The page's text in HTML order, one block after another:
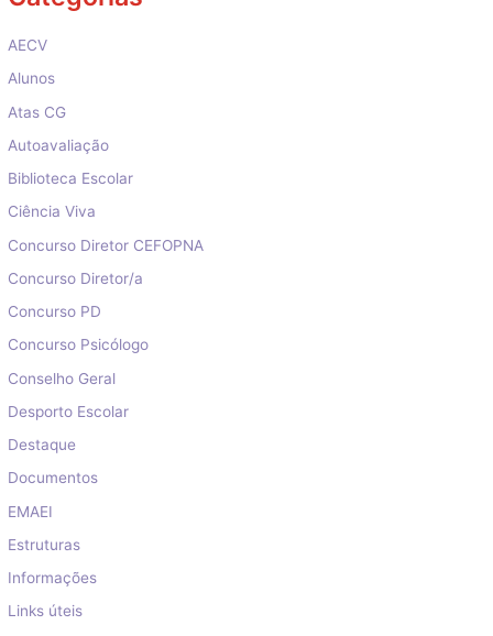
AECV
Alunos
Atas CG
Autoavaliação
Biblioteca Escolar
Ciência Viva
Concurso Diretor CEFOPNA
Concurso Diretor/a
Concurso PD
Concurso Psicólogo
Conselho Geral
Desporto Escolar
Destaque
Documentos
EMAEI
Estruturas
Informações
Links úteis